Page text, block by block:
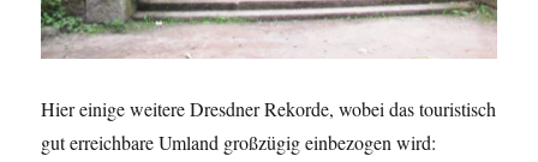
Hier einige weitere Dresdner Rekorde, wobei das touristisch
gut erreichbare Umland großzügig einbezogen wird: